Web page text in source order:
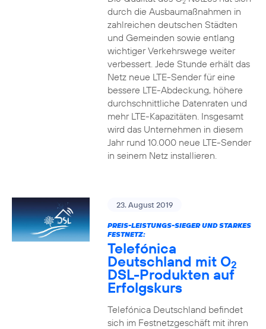
durch die Ausbaumaßnahmen in
zahlreichen deutschen Städten
und Gemeinden sowie entlang
wichtiger Verkehrswege weiter
verbessert. Jede Stunde erhält das
Netz neue LTE-Sender für eine
bessere LTE-Abdeckung, höhere
durchschnittliche Datenraten und
mehr LTE-Kapazitäten. Insgesamt
wird das Unternehmen in diesem
Jahr rund 10.000 neue LTE-Sender
in seinem Netz installieren.
23. August 2019
PREIS-LEISTUNGS-SIEGER UND STARKES
FESTNETZ:
Telefónica
Deutschland mit O2
DSL-Produkten auf
Erfolgskurs
Telefónica Deutschland befindet
sich im Festnetzgeschäft mit ihren